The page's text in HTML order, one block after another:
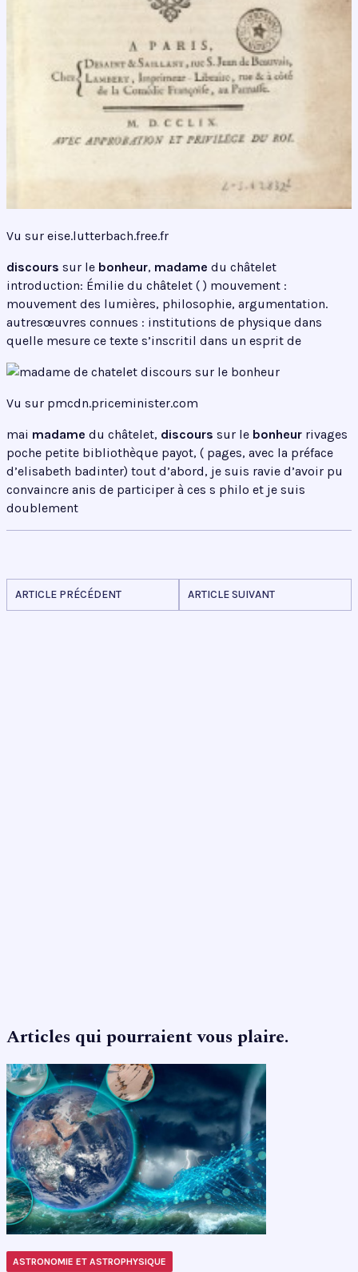
Vu sur eise.lutterbach.free.fr
discours sur le bonheur, madame du châtelet
introduction: Émilie du châtelet ( ) mouvement :
mouvement des lumières, philosophie, argumentation.
autresœuvres connues : institutions de physique dans
quelle mesure ce texte s’inscritil dans un esprit de
Vu sur pmcdn.priceminister.com
mai madame du châtelet, discours sur le bonheur rivages
poche petite bibliothèque payot, ( pages, avec la préface
d’elisabeth badinter) tout d’abord, je suis ravie d’avoir pu
convaincre anis de participer à ces s philo et je suis
doublement
ARTICLE PRÉCÉDENT ARTICLE SUIVANT
Articles qui pourraient vous plaire.
ASTRONOMIE ET ASTROPHYSIQUE